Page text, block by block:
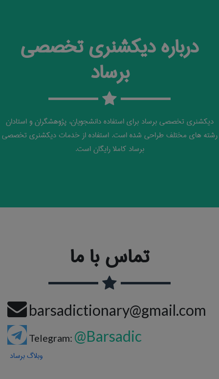
درباره دیکشنری تخصصی
برساد
دیکشنری تخصصی برساد برای استفاده دانشجویان، پژوهشگران و استادان
رشته های مختلف طراحی شده است. استفاده از خدمات دیکشنری تخصصی
برساد کاملا رایگان است.
تماس با ما
barsadictionary@gmail.com
Telegram: @Barsadic
وبلاگ برساد